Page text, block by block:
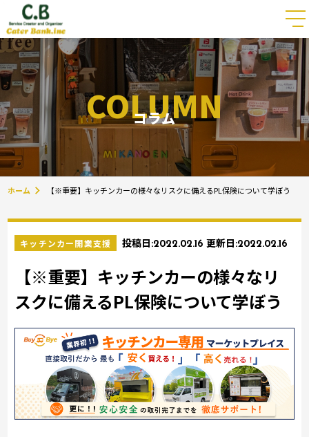
COLUMN
コラム
ホーム 【※重要】キッチンカーの様々なリスクに備えるPL保険について学ぼう
キッチンカー開業支援 投稿日:2022.02.16 更新日:2022.02.16
【※重要】キッチンカーの様々なリ
スクに備えるPL保険について学ぼう